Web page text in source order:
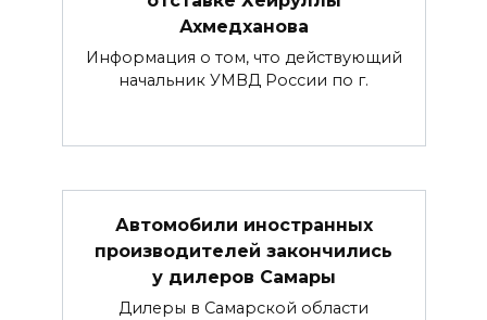
Ахмедханова
Информация о том, что действующий
начальник УМВД России по г.
Автомобили иностранных
производителей закончились
у дилеров Самары
Дилеры в Самарской области